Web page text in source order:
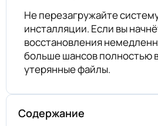
Не перезагружайте
инсталляции. Если вы
восстановления
больше шансов полностью
утерянные файлы.
Содержание